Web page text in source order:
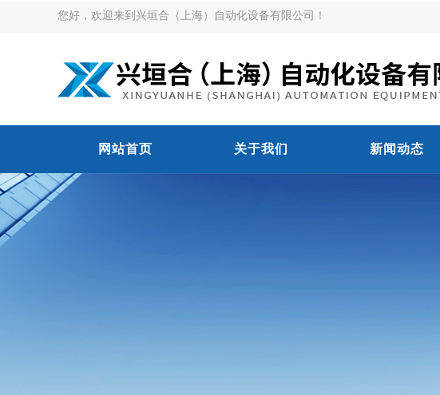
您好，欢迎来到兴垣合（上海）自动化设备有限公司！
网站首页 关于我们 新闻动态